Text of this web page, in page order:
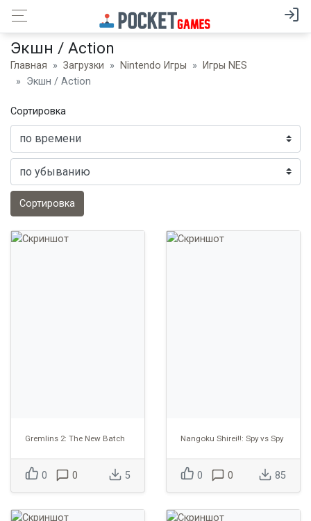
Экшн / Action
Главная Загрузки Nintendo Игры
Игры NES
Экшн / Action
Сортировка
Сортировка
Gremlins 2: The New Batch
0 0 5
Nangoku Shirei!!: Spy vs Spy
0 0 85